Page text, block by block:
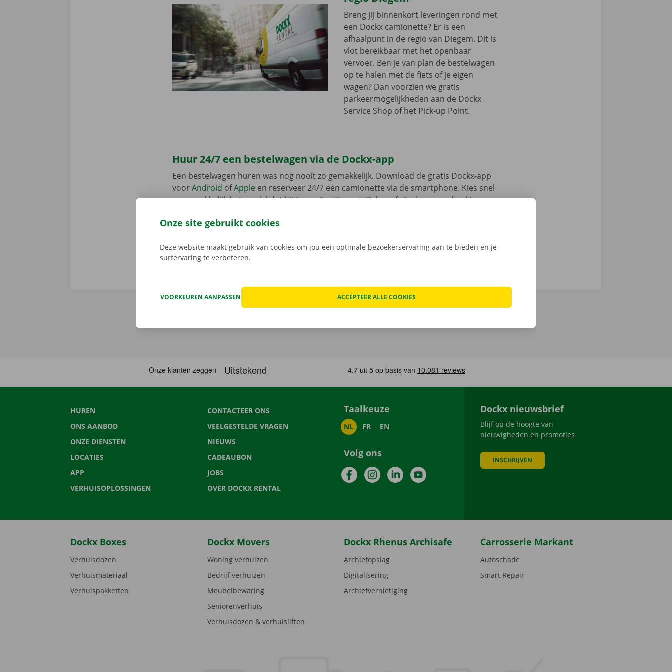
Breng jij binnenkort leveringen rond met
een Dockx camionette? Er is een
afhaalpunt in de regio van Diegem. Dit is
vlot bereikbaar met het openbaar
vervoer. Ben je van plan de bestelwagen
op te halen met de fiets of je eigen
wagen? Dan voorzien we gratis
parkeermogelijkheden aan de Dockx
Service Shop of het Pick-up Point.
Huur 24/7 een bestelwagen via de Dockx-app
Een bestelwagen huren was nog nooit zo gemakkelijk. Download de gratis Dockx-app
voorAndroid ofAppleen reserveer 24/7 een camionette via de smartphone. Kies snel
en gemakkelijk het model dat bij jouw situatie past. Reken af via de app en haal jouw
HUREN
ONS AANBOD
ONZE DIENSTEN
LOCATIES
APP
VERHUISOPLOSSINGEN
CONTACTEER ONS
VEELGESTELDE VRAGEN
NIEUWS
CADEAUBON
JOBS
OVER DOCKX RENTAL
Taalkeuze
NL FR EN
Volg ons
FacebookInstagramLinkedInYouTube
Dockx nieuwsbrief
Blijf op de hoogte van
nieuwigheden en promoties
INSCHRIJVEN
Dockx Boxes
Verhuisdozen
Verhuismateriaal
Verhuispakketten
Dockx Movers
Woning verhuizen
Bedrijf verhuizen
Meubelbewaring
Seniorenverhuis
Verhuisdozen & verhuisliften
Dockx Rhenus Archisafe
Archiefopslag
Digitalisering
Archiefvernietiging
Carrosserie Markant
Autoschade
Smart Repair
Onze site gebruikt cookies
Deze website maakt gebruik van cookies om jou een optimale bezoekerservaring aan te bieden en je
surfervaring te verbeteren.
VOORKEUREN AANPASSEN ACCEPTEER ALLE COOKIES